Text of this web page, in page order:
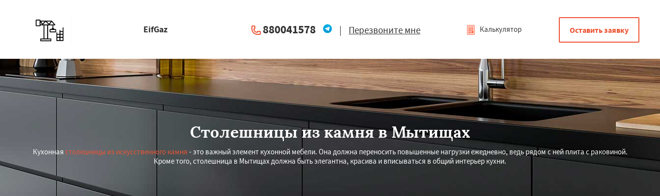
EifGaz 880041578 | Перезвоните мне Калькулятор Оставить заявку
Столешницы из камня в Мытищах
Кухонная столешницы из искусственного камня - это важный элемент кухонной мебели. Она должна переносить повышенные нагрузки ежедневно, ведь рядом с ней плита с раковиной.
Кроме того, столешница в Мытищах должна быть элегантна, красива и вписываться в общий интерьер кухни.